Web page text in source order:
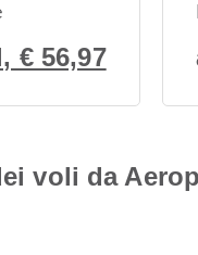
€ 56,97
voli da